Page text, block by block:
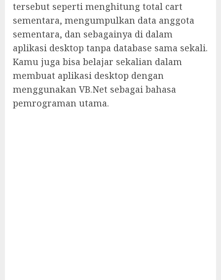
tersebut seperti menghitung total cart
sementara, mengumpulkan data anggota
sementara, dan sebagainya di dalam
aplikasi desktop tanpa database sama sekali.
Kamu juga bisa belajar sekalian dalam
membuat aplikasi desktop dengan
menggunakan VB.Net sebagai bahasa
pemrograman utama.